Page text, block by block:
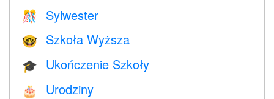
🎊 Sylwester
🤓 Szkoła Wyższa
🎓 Ukończenie Szkoły
🎂 Urodziny